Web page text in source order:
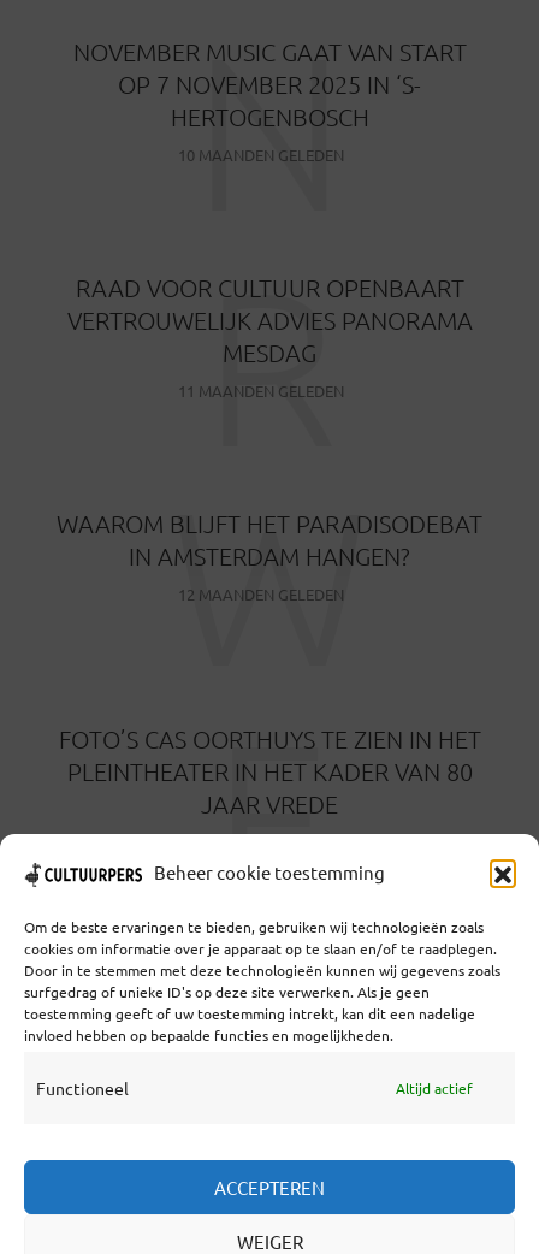
Beheer cookie toestemming
Om de beste ervaringen te bieden, gebruiken wij technologieën zoals
cookies om informatie over je apparaat op te slaan en/of te raadplegen.
Door in te stemmen met deze technologieën kunnen wij gegevens zoals
surfgedrag of unieke ID's op deze site verwerken. Als je geen
toestemming geeft of uw toestemming intrekt, kan dit een nadelige
invloed hebben op bepaalde functies en mogelijkheden.
Functioneel Altijd actief
ACCEPTEREN
WEIGER
NOVEMBER MUSIC GAAT VAN START
OP 7 NOVEMBER 2025 IN ‘S-
HERTOGENBOSCH
10 MAANDEN GELEDEN
N
RAAD VOOR CULTUUR OPENBAART
VERTROUWELIJK ADVIES PANORAMA
MESDAG
11 MAANDEN GELEDEN
R
WAAROM BLIJFT HET PARADISODEBAT
IN AMSTERDAM HANGEN?
12 MAANDEN GELEDEN
W
FOTO’S CAS OORTHUYS TE ZIEN IN HET
PLEINTHEATER IN HET KADER VAN 80
JAAR VREDE
F
Coöperatief Cultureel Persbureau U.A. | Salzburg 29 |
3524KS Utrecht | KvK: 55573592 |Btw: